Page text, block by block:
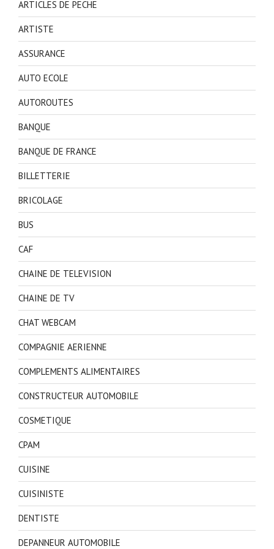
ARTICLES DE PECHE
ARTISTE
ASSURANCE
AUTO ECOLE
AUTOROUTES
BANQUE
BANQUE DE FRANCE
BILLETTERIE
BRICOLAGE
BUS
CAF
CHAINE DE TELEVISION
CHAINE DE TV
CHAT WEBCAM
COMPAGNIE AERIENNE
COMPLEMENTS ALIMENTAIRES
CONSTRUCTEUR AUTOMOBILE
COSMETIQUE
CPAM
CUISINE
CUISINISTE
DENTISTE
DEPANNEUR AUTOMOBILE